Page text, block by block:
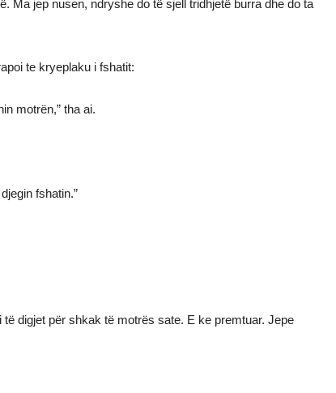
Ma jep nusen, ndryshe do të sjell tridhjetë burra dhe do ta
te kryeplaku i fshatit:
motrën,” tha ai.
fshatin.”
digjet për shkak të motrës sate. E ke premtuar. Jepe